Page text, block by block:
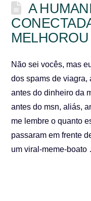
A
MELHOROU
Não sei vocês, mas
dos spams de viagra,
antes do dinheiro da
antes do msn, aliás,
me lembre o quanto
passaram em frente
um viral-meme-boato